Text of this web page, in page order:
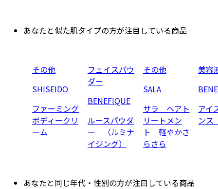
あなたと似た肌タイプの方が注目している商品
その他
SHISEIDO
ファーミング
ボディークリ
ーム
フェイスパウ
ダー
BENEFIQUE
ルースパウダ
ー （ルミナ
イジング）
その他
SALA
サラ ヘアト
リートメン
ト 軽やかさ
らさら
美容
アイ
ン
あなたと同じ年代・性別の方が注目している商品